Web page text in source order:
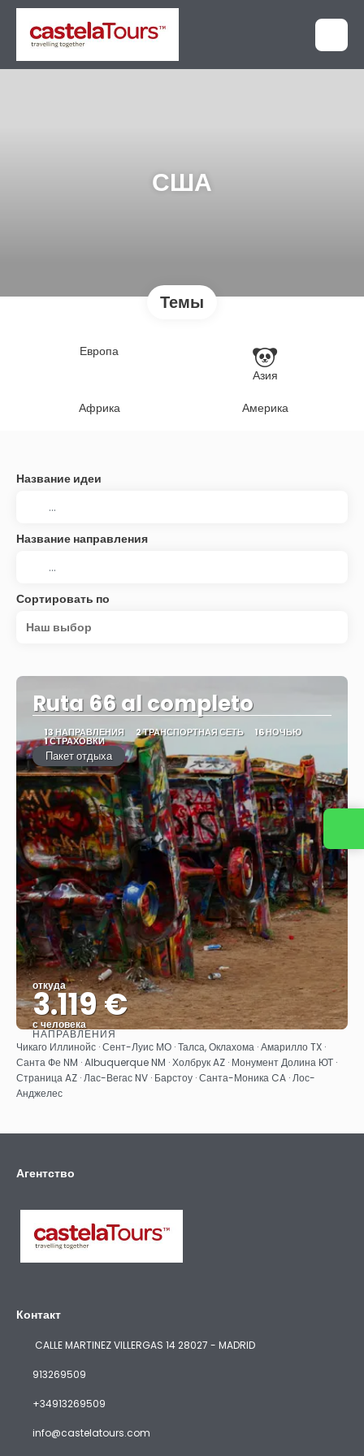
США
Темы
Европа
Азия
Африка
Америка
Название идеи
Название направления
Сортировать по
Наш выбор
Ruta 66 al completo
13 НАПРАВЛЕНИЯ 2 ТРАНСПОРТНАЯ СЕТЬ 16 НОЧЬЮ
1 СТРАХОВКИ
Пакет отдыха
откуда
3.119 €
с человека
Видеть
НАПРАВЛЕНИЯ
Чикаго Иллинойс · Сент-Луис МО · Талса, Оклахома · Амарилло TX ·
Санта Фе NM · Albuquerque NM · Холбрук AZ · Монумент Долина ЮТ ·
Страница AZ · Лас-Вегас NV · Барстоу · Санта-Моника CA · Лос-
Анджелес
Агентство
Контакт
CALLE MARTINEZ VILLERGAS 14 28027 - MADRID
913269509
+34913269509
info@castelatours.com
Свяжитесь с нами